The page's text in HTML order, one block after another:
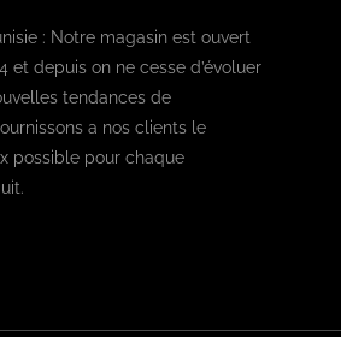
: Notre magasin est ouvert
et depuis on ne cesse d’évoluer
tendances de
a nos clients le
possible pour chaque